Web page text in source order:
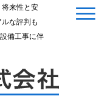
来性と安
な評判も
備工事に伴